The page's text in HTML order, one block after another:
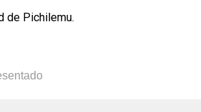
de Pichilemu.